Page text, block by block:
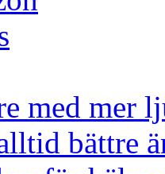
med mer
bättre